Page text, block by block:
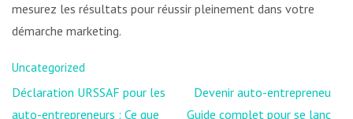
mesurez les résultats pour réussir pleinement dans votre
démarche marketing.
Uncategorized
Navigation
de
Déclaration URSSAF pour les
auto-entrepreneurs : Ce que
Devenir auto-entrepreneur :
Guide complet pour se lancer